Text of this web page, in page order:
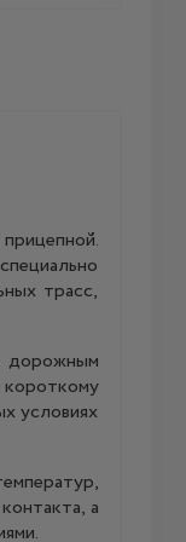
трасс,
дорожным
условиях
а